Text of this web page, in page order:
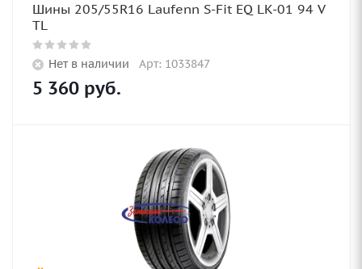
Шины 205/55R16 Laufenn S-Fit EQ LK-01 94 V
TL
Нет в наличии Арт: 1033847
5 360 руб.